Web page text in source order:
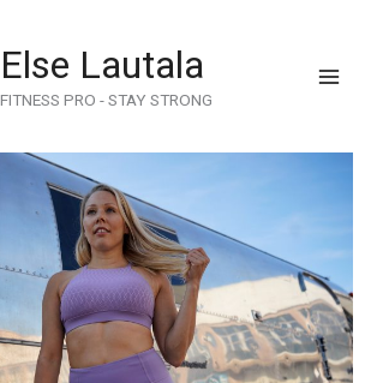
Else Lautala
FITNESS PRO - STAY STRONG